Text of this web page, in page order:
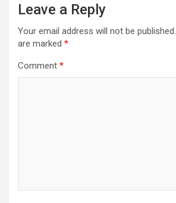
Leave a Reply
Your email address will not be published.
are marked *
Comment *